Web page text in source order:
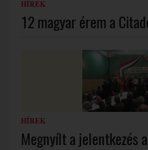
HÍREK
12 magyar érem a
HÍREK
Megnyílt a jelentkezés